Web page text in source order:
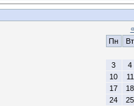
«
Пн
Вт
3
4
10
11
17
18
24
25